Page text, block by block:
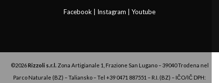
Facebook Instagram Youtube
©2026Rizzoli s.r.l. Zona Artigianale 1, Frazione San Lugano – 39040 Trodena nel
Parco Naturale (BZ) – Taliansko – Tel +39 0471 887551 – R.I. (BZ) – IČO/IČ DPH: